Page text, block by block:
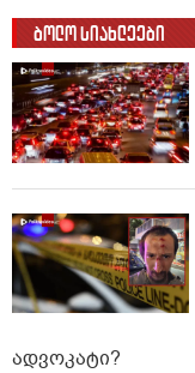
ბოლო სიახლეები
ადვოკატი?